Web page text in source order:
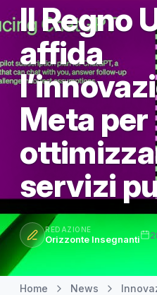
Il Regno
affida
Meta per
servizi
REDAZIONE
Orizzonte Insegnanti
Home News